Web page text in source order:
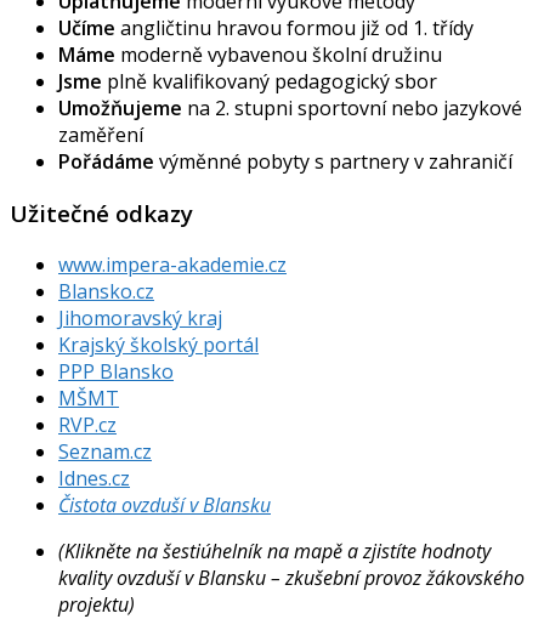
Učíme angličtinu hravou formou již od 1. třídy
Máme moderně vybavenou školní družinu
Jsme plně kvalifikovaný pedagogický sbor
Umožňujeme na 2. stupni sportovní nebo jazykové
zaměření
Pořádáme výměnné pobyty s partnery v zahraničí
Užitečné odkazy
www.impera-akademie.cz
Blansko.cz
Jihomoravský kraj
Krajský školský portál
PPP Blansko
MŠMT
RVP.cz
Seznam.cz
Idnes.cz
Čistota ovzduší v Blansku
(Klikněte na šestiúhelník na mapě a zjistíte hodnoty
kvality ovzduší v Blansku – zkušební provoz žákovského
projektu)